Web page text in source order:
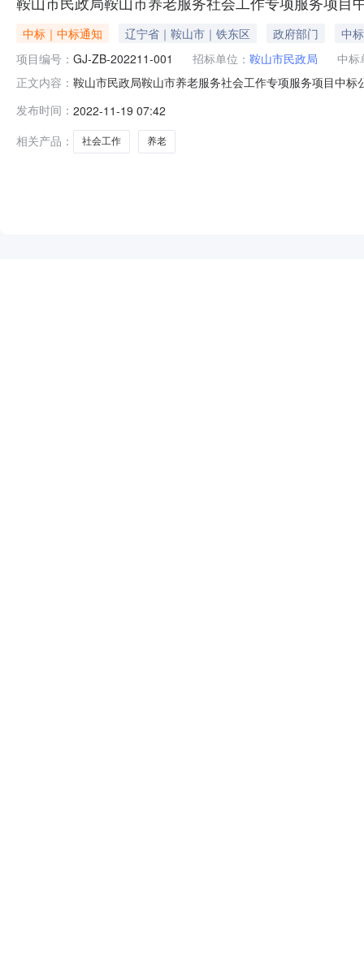
中标｜中标通知 辽宁省｜鞍山市｜铁东区 政府部门
中
项目编号： GJ-ZB-202211-001 招标单位： 鞍山市民政局
中标
正文内容： 鞍山市民政局鞍山市养老服务社会工作专项服务项目中
四、主要标的信息序号供应商名称服务名称服务范围服
育、社
发布时间： 2022-11-19 07:42
相关产品：
社会工作 养老